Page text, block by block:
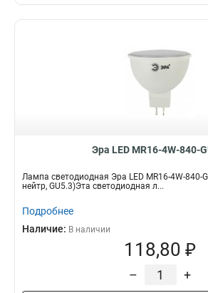
Эра LED MR16-4W-840-
Лампа светодиодная Эра LED MR16-4W-840-
нейтр, GU5.3)Эта светодиодная л...
Подробнее
Наличие: В наличии
118,80 ₽
– +